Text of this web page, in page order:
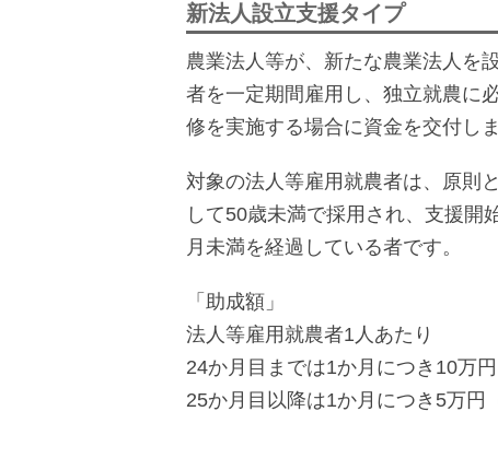
新法人設立支援タイプ
農業法人等が、新たな農業法人を
者を一定期間雇用し、独立就農に
修を実施する場合に資金を交付しま
対象の法人等雇用就農者は、原則
して50歳未満で採用され、支援開
月未満を経過している者です。
「助成額」
法人等雇用就農者1人あたり
24か月目までは1か月につき10万円
25か月目以降は1か月につき5万円